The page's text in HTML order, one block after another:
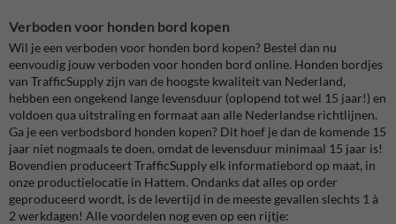
Verboden voor honden bord kopen
Wil je een verboden voor honden bord kopen? Bestel dan nu
eenvoudig jouw verboden voor honden bord online. Honden bordjes
van TrafficSupply zijn van de hoogste kwaliteit van Nederland,
hebben een ongekend lange levensduur (oplopend tot wel 15 jaar!) en
voldoen qua uitstraling en formaat aan alle Nederlandse richtlijnen.
Ga je een verbodsbord honden kopen? Dit hoef je dan de komende 15
jaar niet nogmaals te doen, omdat de levensduur minimaal 15 jaar is!
Bovendien produceert TrafficSupply elk informatiebord op maat, in
onze productielocatie in Hattem. Ondanks dat alles op order
geproduceerd wordt, is de levertijd in de meeste gevallen slechts 1 à
2 werkdagen! Alle voordelen nog even op een rijtje: